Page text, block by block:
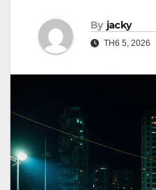
By jacky
TH6 5, 2026